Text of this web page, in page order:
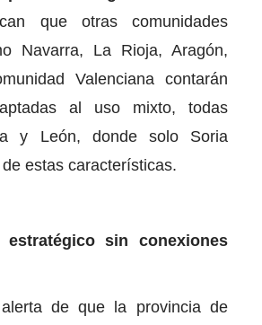
que otras comunidades
Navarra, La Rioja, Aragón,
Valenciana contarán
al uso mixto, todas
y León, donde solo Soria
estas características.
sin conexiones
de que la provincia de